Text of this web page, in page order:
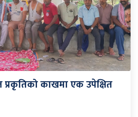
प्रकृतिको काखमा एक उपेक्षित